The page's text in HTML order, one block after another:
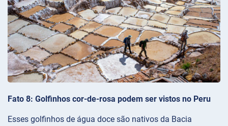
Fato 8: Golfinhos cor-de-rosa podem ser vistos no Peru
Esses golfinhos de água doce são nativos da Bacia